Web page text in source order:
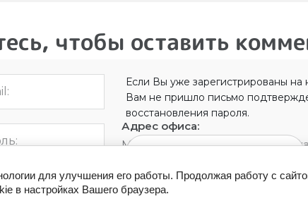
чтобы оставить
Если Вы уже зарегистрированы
Вам не пришло письмо
восстановления пароля.
Адрес офиса:
Московская область, г.
для улучшения его работы. Продолжая работу с
в настройках Вашего браузера.